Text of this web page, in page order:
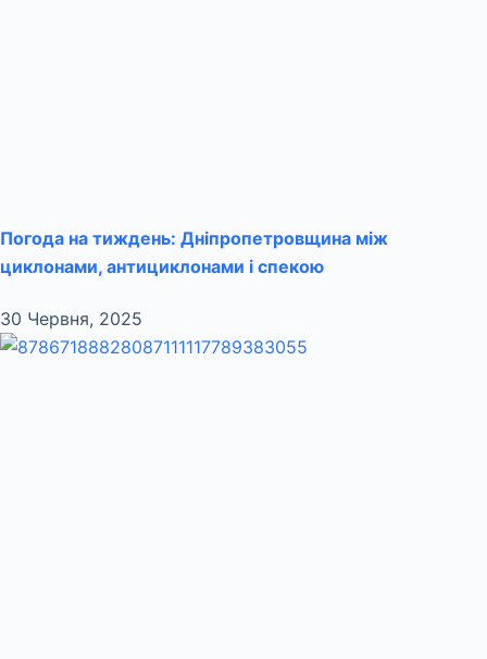
Погода на тиждень: Дніпропетровщина між
циклонами, антициклонами і спекою
30 Червня, 2025